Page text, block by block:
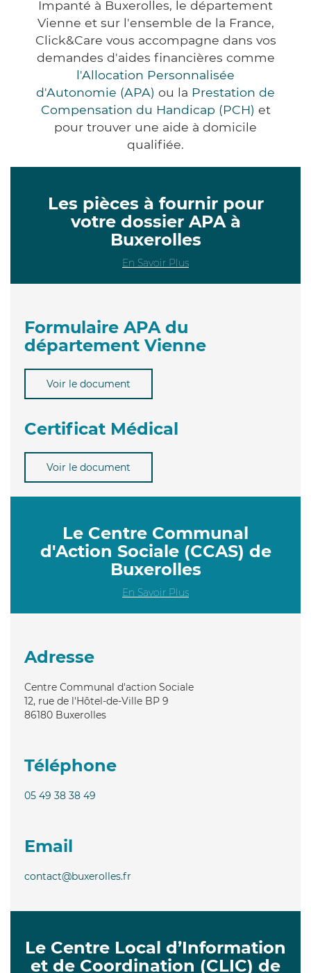
Impanté à Buxerolles, le département
Vienne et sur l'ensemble de la France,
Click&Care vous accompagne dans vos
demandes d'aides financières comme
l'Allocation Personnalisée
d'Autonomie (APA) ou la Prestation de
Compensation du Handicap (PCH) et
pour trouver une aide à domicile
qualifiée.
Les pièces à fournir pour
votre dossier APA à
Buxerolles
En Savoir Plus
Formulaire APA du
département Vienne
Voir le document
Certificat Médical
Voir le document
Le Centre Communal
d'Action Sociale (CCAS) de
Buxerolles
En Savoir Plus
Adresse
Centre Communal d'action Sociale
12, rue de l'Hôtel-de-Ville BP 9
86180 Buxerolles
Téléphone
05 49 38 38 49
Email
contact@buxerolles.fr
Le Centre Local d’Information
et de Coordination (CLIC) de